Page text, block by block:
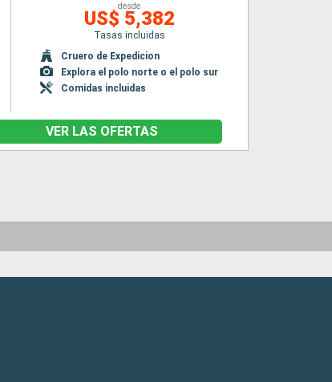
desde
US$ 5,382
Tasas incluidas
Cruero de Expedicion
Explora el polo norte o el polo sur
Comidas incluidas
VER LAS OFERTAS